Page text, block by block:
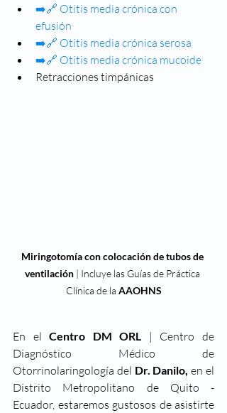
➡️🔗 Otitis media crónica con
efusión
➡️🔗 Otitis media crónica serosa
➡️🔗 Otitis media crónica mucoide
Retracciones timpánicas
Miringotomía con colocación de tubos de
ventilación | Incluye las Guías de Práctica
Clínica de la AAOHNS
En el Centro DM ORL | Centro de
Diagnóstico Médico de
Otorrinolaringología del Dr. Danilo, en el
Distrito Metropolitano de Quito -
Ecuador, estaremos gustosos de asistirte